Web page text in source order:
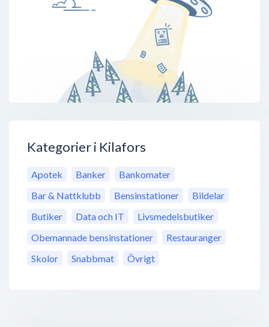
Kategorier i Kilafors
Apotek Banker
Bankomater
Bar & Nattklubb
Bensinstationer
Bildelar
Butiker
Data och IT
Livsmedelsbutiker
Obemannade bensinstationer
Restauranger
Skolor
Snabbmat Övrigt